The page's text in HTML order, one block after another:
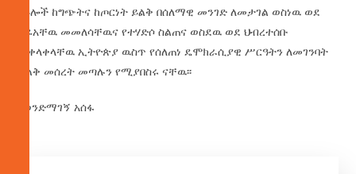
ሃይሎች ከግጭትና ከጦርነት ይልቅ በሰለማዊ መንገድ ለመታገል ወስነዉ ወደ
ቀዬአቸዉ መመለሳቸዉና የተሃድሶ ስልጠና ወስደዉ ወደ ህብረተሰቡ
መቀላቀላቸዉ ኢትዮጵያ ዉስጥ የሰለጠነ ዴሞክራሲያዊ ሥርዓትን ለመገንባት
ትልቅ መሰረት መጣሉን የሚያበስሩ ናቸዉ፡፡
በወንድማገኝ አሰፋ